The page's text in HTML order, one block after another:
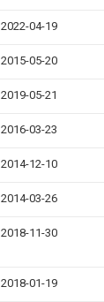
2022-04-19
2015-05-20
2019-05-21
2016-03-23
2014-12-10
2014-03-26
2018-11-30
2018-01-19